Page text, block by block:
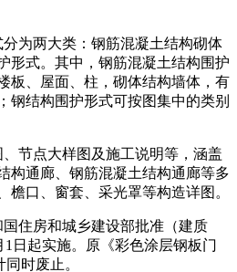
为两大类：钢筋混凝土结构砌体
形式。其中，钢筋混凝土结构围护
板、屋面、柱，砌体结构墙体，有
钢结构围护形式可按图集中的类别
节点大样图及施工说明等，涵盖
构通廊、钢筋混凝土结构通廊等多
檐口、窗套、采光罩等构造详图。
住房和城乡建设部批准（建质
1日起实施。原《彩色涂层钢板门
时废止。